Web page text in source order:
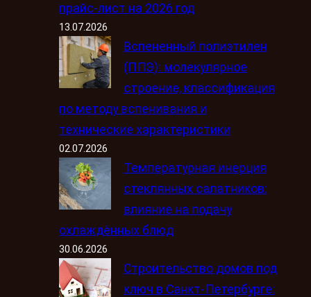
прайс-лист на 2026 год
13.07.2026
Вспененный полиэтилен
(ППЭ): молекулярное
строение, классификация
по методу вспенивания и
технические характеристики
02.07.2026
Температурная инерция
стеклянных салатников:
влияние на подачу
охлаждённых блюд
30.06.2026
Строительство домов под
ключ в Санкт-Петербурге: